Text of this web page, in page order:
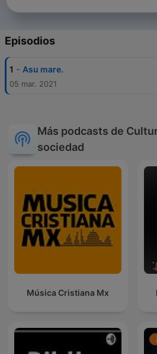
Episodios
1 - Asu mare.
05 mar. 2021
Más podcasts de
sociedad
Música Cristiana Mx